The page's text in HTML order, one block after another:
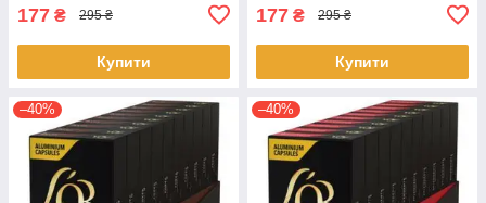
177 ₴ 295 ₴
Купити
177 ₴ 295 ₴
Купити
–40% –40%